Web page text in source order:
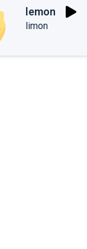
lemon
limon